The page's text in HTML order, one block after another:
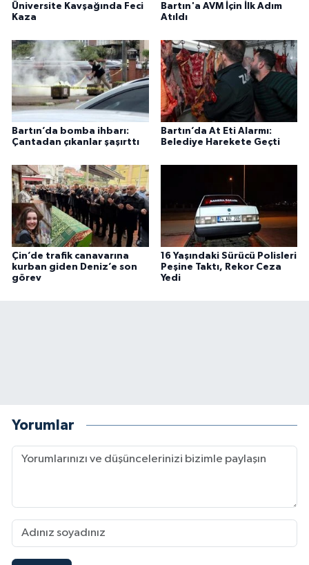
Üniversite Kavşağında Feci
Kaza
Bartın'a AVM İçin İlk Adım
Atıldı
Bartın’da bomba ihbarı:
Çantadan çıkanlar şaşırttı
Bartın’da At Eti Alarmı:
Belediye Harekete Geçti
Çin’de trafik canavarına
kurban giden Deniz’e son
görev
16 Yaşındaki Sürücü Polisleri
Peşine Taktı, Rekor Ceza
Yedi
Yorumlar